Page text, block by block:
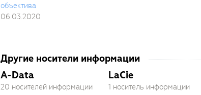
объектива
06.03.2020
Другие носители информации
A-Data
20 носителей информации
LaCie
1 носитель информации